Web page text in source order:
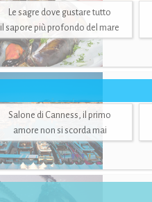
Le sagre dove gustare tutto
il sapore più profondo del mare
Salone di Canness, il primo
amore non si scorda mai